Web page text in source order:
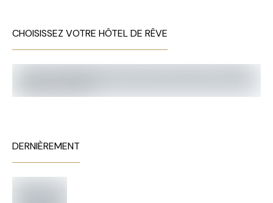
CHOISISSEZ VOTRE HÔTEL DE RÊVE
DERNIÈREMENT